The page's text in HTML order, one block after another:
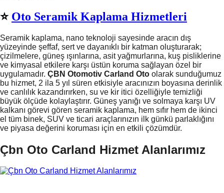
⭐️ Oto Seramik Kaplama Hizmetleri
Seramik kaplama, nano teknoloji sayesinde aracın dış
yüzeyinde şeffaf, sert ve dayanıklı bir katman oluşturarak;
çizilmelere, güneş ışınlarına, asit yağmurlarına, kuş pisliklerine
ve kimyasal etkilere karşı üstün koruma sağlayan özel bir
uygulamadır. ÇBN Otomotiv Carland Oto olarak sunduğumuz
bu hizmet, 2 ila 5 yıl süren etkisiyle aracınızın boyasına derinlik
ve canlılık kazandırırken, su ve kir itici özelliğiyle temizliği
büyük ölçüde kolaylaştırır. Güneş yanığı ve solmaya karşı UV
kalkanı görevi gören seramik kaplama, hem sıfır hem de ikinci
el tüm binek, SUV ve ticari araçlarınızın ilk günkü parlaklığını
ve piyasa değerini koruması için en etkili çözümdür.
Çbn Oto Carland Hizmet Alanlarımız
×